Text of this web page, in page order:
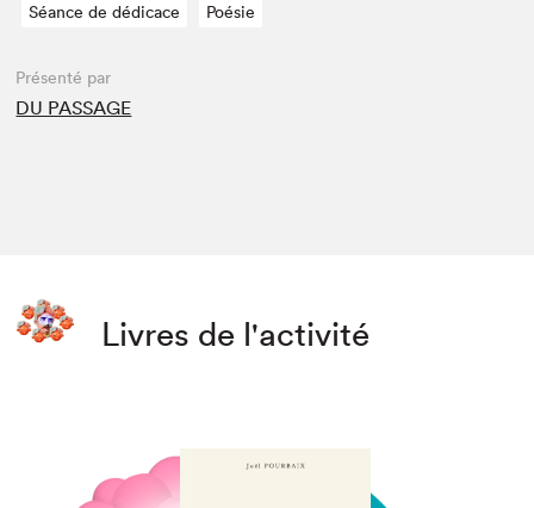
Séance de dédicace Poésie
Présenté par
DU PASSAGE
Livres de l'activité